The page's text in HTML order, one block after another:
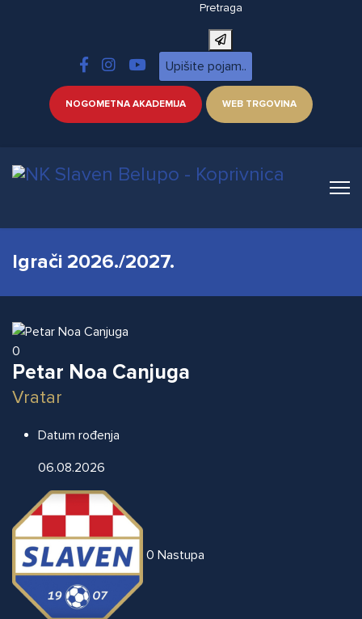
Pretraga
NOGOMETNA AKADEMIJA WEB TRGOVINA
Igrači 2026./2027.
0
Petar Noa Canjuga
Vratar
Datum rođenja
06.08.2026
0 Nastupa